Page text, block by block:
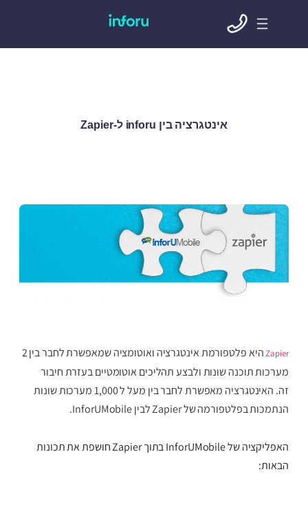
אינטגרציה בין inforu ל-Zapier
Zapier
היא פלטפורמת אינטגרציה ואוטומציה שמאפשרת לחבר בין 2
מערכות תוכנה שונות ולבצע תהליכים אוטומטיים בעזרת חיבור
זה.
האינטגרציה מאפשרת לחבר בין מעל ל 1,000 מערכות שונות
הנתמכות בפלטפורמה של Zapier לבין InforUMobile.
האפליקציה של InforUMobile בתוך Zapier חושפת את תכונות
הבאות: